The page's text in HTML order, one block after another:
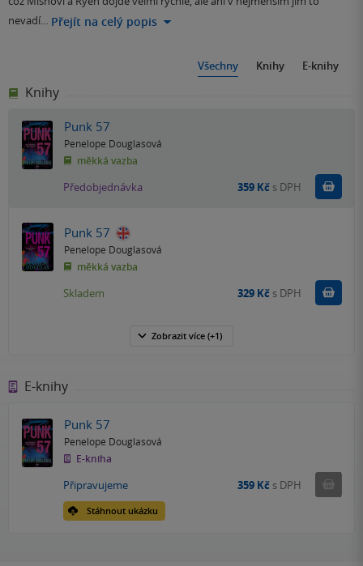
nevadí… Přejít na celý popis
Všechny Knihy E-knihy
Knihy
Punk 57
Penelope Douglasová
měkká vazba
Předobjednávka 359 Kč s DPH
Punk 57
Penelope Douglasová
měkká vazba
Skladem 329 Kč s DPH
Zobrazit více (+1)
E-knihy
Punk 57
Penelope Douglasová
E-kniha
Stáhnout ukázku
Připravujeme 359 Kč s DPH